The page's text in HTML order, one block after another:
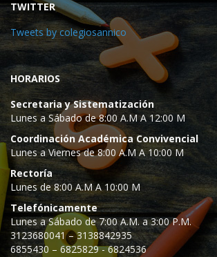
TWITTER
Tweets by colegiosannico
HORARIOS
Secretaria y Sistematización
Lunes a Sábado de 8:00 A.M A 12:00 M
Coordinación Académica Convivencial
Lunes a Viernes de 8:00 A.M A 10:00 M
Rectoría
Lunes de 8:00 A.M A 10:00 M
Telefónicamente
Lunes a Sábado de 7:00 A.M. a 3:00 P.M.
3123680041 – 3138842935
6855430 – 6825829 - 6824536